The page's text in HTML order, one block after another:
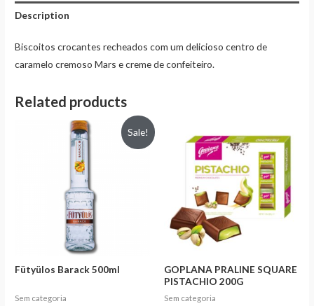
Description
Biscoitos crocantes recheados com um delicioso centro de
caramelo cremoso Mars e creme de confeiteiro.
Related products
Sale!
Fütyülos Barack 500ml
Sem categoria
GOPLANA PRALINE SQUARE
PISTACHIO 200G
Sem categoria